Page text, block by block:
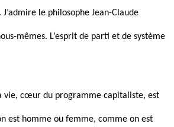
le philosophe Jean-Claude
mêmes. L’esprit de parti et de système
vie, cœur du programme capitaliste, est
est homme ou femme, comme on est